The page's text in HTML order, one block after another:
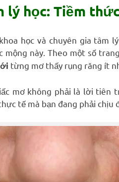
lý học: Tiềm
học và chuyên gia tâm
mộng này. Theo một số trang
từng mơ thấy rụng răng ít
mơ không phải là lời tiên
tế mà bạn đang phải chịu